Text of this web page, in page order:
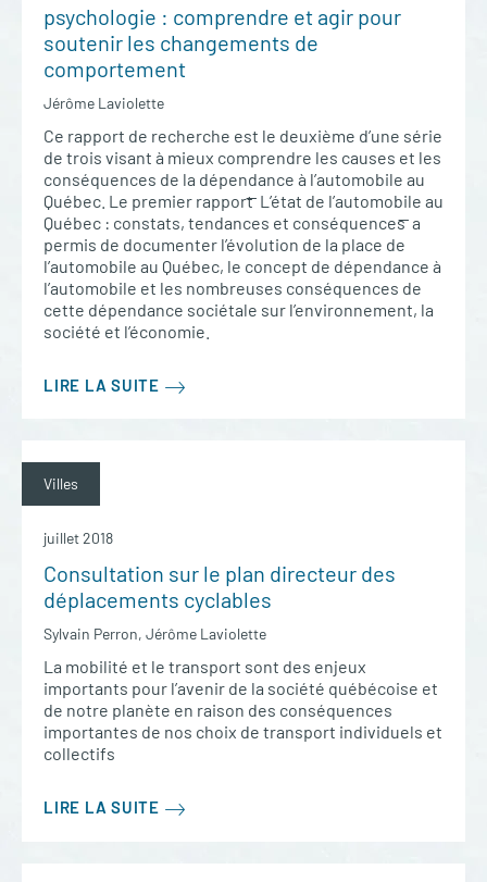
psychologie : comprendre et agir pour
soutenir les changements de
comportement
Jérôme Laviolette
Ce rapport de recherche est le deuxième d’une série
de trois visant à mieux comprendre les causes et les
conséquences de la dépendance à l’automobile au
Québec. Le premier rapport ̶ L’état de l’automobile au
Québec : constats, tendances et conséquences ̶ a
permis de documenter l’évolution de la place de
l’automobile au Québec, le concept de dépendance à
l’automobile et les nombreuses conséquences de
cette dépendance sociétale sur l’environnement, la
société et l’économie.
LIRE LA SUITE
Villes
juillet 2018
Consultation sur le plan directeur des
déplacements cyclables
Sylvain Perron, Jérôme Laviolette
La mobilité et le transport sont des enjeux
importants pour l’avenir de la société québécoise et
de notre planète en raison des conséquences
importantes de nos choix de transport individuels et
collectifs
LIRE LA SUITE